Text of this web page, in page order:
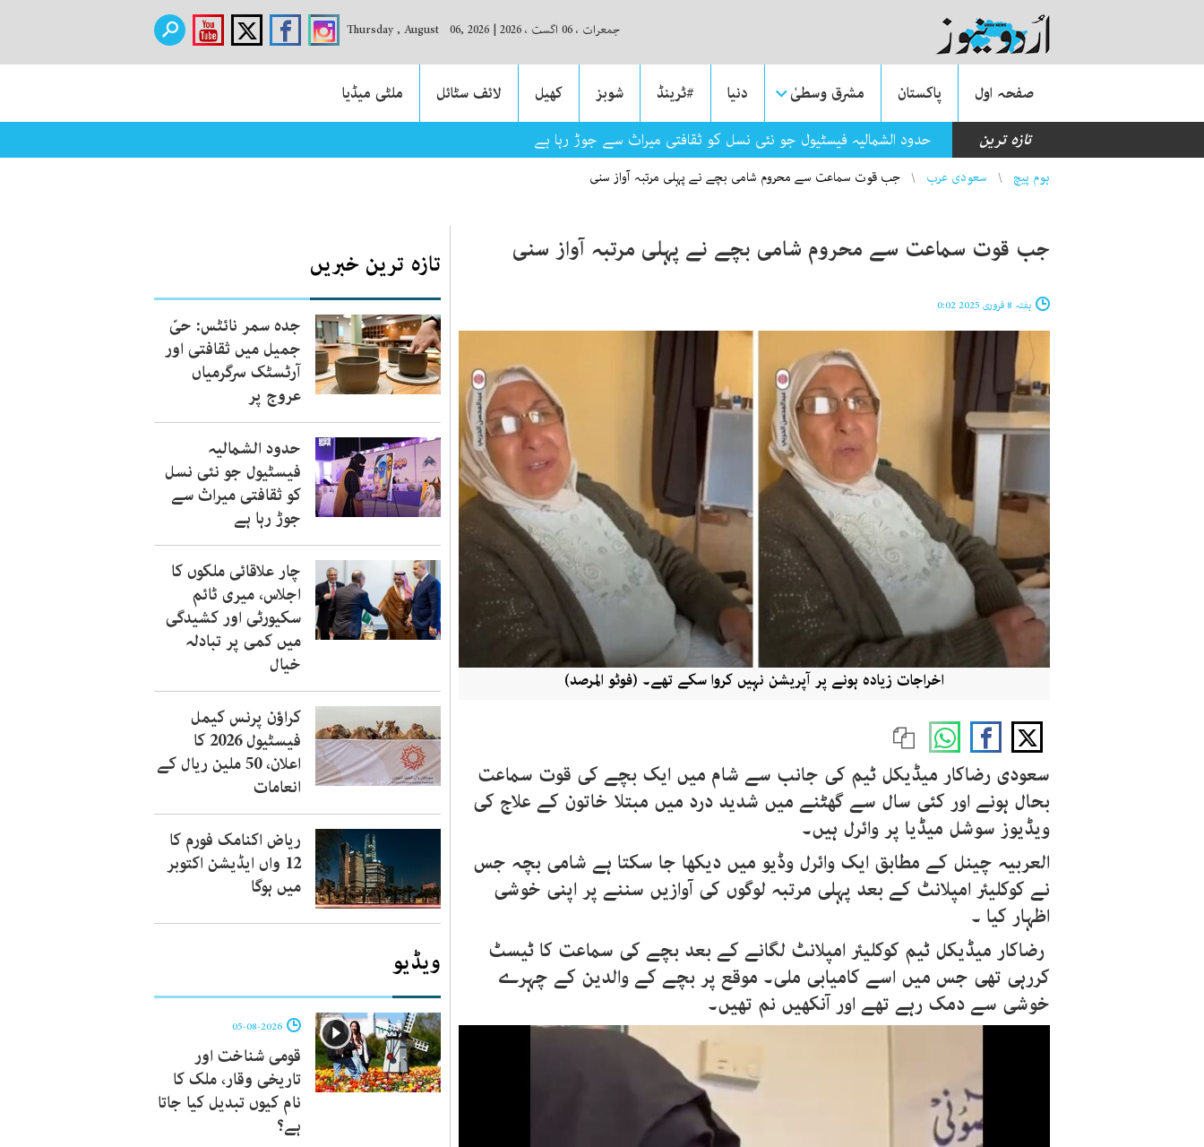
جمعرات ، 06 اگست ، 2026 |
Thursday , August 06, 2026
صفحہ اول پاکستان مشرق وسطیٰ دنیا #ٹرینڈ شوبز کھیل لائف سٹائل
ملٹی میڈیا
تازہ ترین
حدود الشمالیہ فیسٹیول جو نئی نسل کو ثقافتی میراث سے جوڑ رہا ہے
You are here
ہوم پیچ سعودی عرب جب قوت سماعت سے محروم شامی بچے نے پہلی مرتبہ آواز سنی
جب قوت سماعت سے محروم شامی بچے نے پہلی مرتبہ آواز سنی
ہفتہ 8 فروری 2025 0:02
اخراجات زیادہ ہونے پر آپریشن نہیں کروا سکے تھے۔ (فوٹو المرصد)
سعودی رضاکار میڈیکل ٹیم کی جانب سے شام میں ایک بچے کی قوت سماعت
بحال ہونے اور کئی سال سے گھٹنے میں شدید درد میں مبتلا خاتون کے علاج کی
ویڈیوز سوشل میڈیا پر وائرل ہیں۔
العربیہ چینل کے مطابق ایک وائرل وڈیو میں دیکھا جا سکتا ہے شامی بچہ جس
نے کوکلیئر امپلانٹ کے بعد پہلی مرتبہ لوگوں کی آوازیں سننے پر اپنی خوشی
اظہار کیا ۔
رضاکار میڈیکل ٹیم کوکلیئر امپلانٹ لگانے کے بعد بچے کی سماعت کا ٹیسٹ
کررہی تھی جس میں اسے کامیابی ملی۔ موقع پر بچے کے والدین کے چہرے
خوشی سے دمک رہے تھے اور آنکھیں نم تھیں۔
تازہ ترین خبریں
جدہ سمر نائٹس: حیّ
جمیل میں ثقافتی اور
آرٹسٹک سرگرمیاں
عروج پر
حدود الشمالیہ
فیسٹیول جو نئی نسل
کو ثقافتی میراث سے
جوڑ رہا ہے
چار علاقائی ملکوں کا
اجلاس، میری ٹائم
سکیورٹی اور کشیدگی
میں کمی پر تبادلہ
خیال
کراؤن پرنس کیمل
فیسٹیول 2026 کا
اعلان، 50 ملین ریال کے
انعامات
ریاض اکنامک فورم کا
12 واں ایڈیشن اکتوبر
میں ہوگا
ویڈیو
قومی شناخت اور
تاریخی وقار، ملک کا
نام کیوں تبدیل کیا جاتا
ہے؟